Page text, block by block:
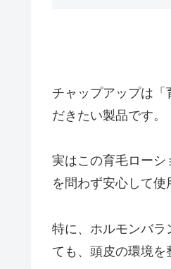
チャップアップは
だきたい製品です。
実はこの育毛ローシ
を問わず安心して使
特に、ホルモンバラ
ても、頭皮の環境を